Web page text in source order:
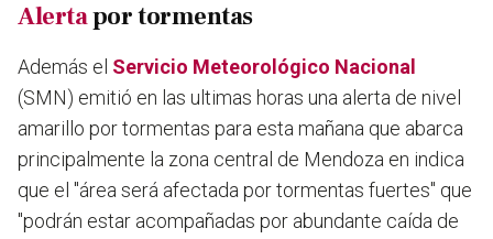
Alertapor tormentas
Además el Servicio Meteorológico Nacional
(SMN) emitió en las ultimas horas una alerta de nivel
amarillo por tormentas para esta mañana que abarca
principalmente la zona central de Mendoza en indica
que el "área será afectada por tormentas fuertes" que
"podrán estar acompañadas por abundante caída de